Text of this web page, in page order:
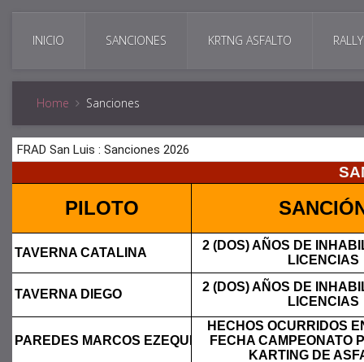
INICIO SANCIONES KRTNG ASFALTO RALLY
Home Sanciones